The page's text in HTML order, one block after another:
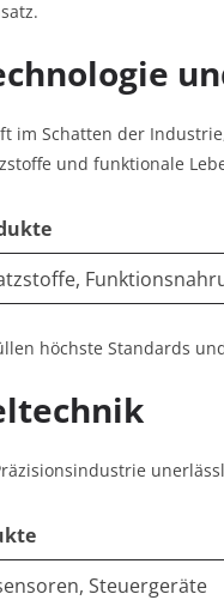
im Schatten der
und funktionale
höchste Standards
Steuergeräte